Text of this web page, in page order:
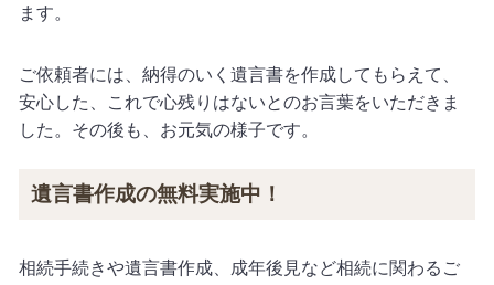
ます。
ご依頼者には、納得のいく遺言書を作成してもらえて、
安心した、これで心残りはないとのお言葉をいただきま
した。その後も、お元気の様子です。
遺言書作成の無料実施中！
相続手続きや遺言書作成、成年後見など相続に関わるご